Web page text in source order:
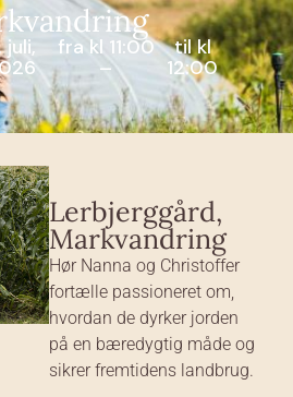
juli, fra kl 11:00
–
til kl
12:00
Lerbjerggård,
Markvandring
Hør Nanna og Christoffer
fortælle passioneret om,
hvordan de dyrker jorden
på en bæredygtig måde og
sikrer fremtidens landbrug.